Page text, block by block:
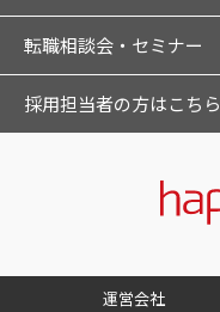
転職相談会・セミナー
採用担当者の方はこちら
運営会社